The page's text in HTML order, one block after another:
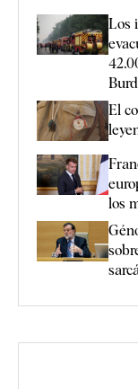
Los
El
los